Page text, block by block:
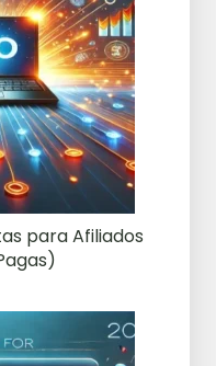
para Afiliados